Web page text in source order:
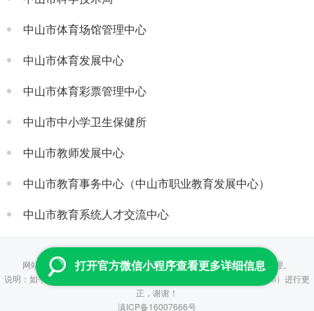
中山市体育场馆管理中心
中山市体育发展中心
中山市体育彩票管理中心
中山市中小学卫生保健所
中山市教师发展中心
中山市教育事务中心（中山市职业教育发展中心）
中山市教育系统人才交流中心
Copyright © 2013-2026 云查 All Rights Reserved
网站所提供数据均来自政府及事业单位公开信息，并通过人工进行整理。
说明：如平台所提供信息有误，烦请联系管理员（fenzhiyun@aliyun.com）进行更
正，谢谢！
滇ICP备16007666号
打开官方微信小程序查看更多详细信息